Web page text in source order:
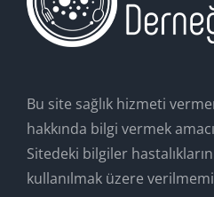
Bu site sağlık hizmeti
hakkında bilgi vermek
Sitedeki bilgiler
kullanılmak üzere